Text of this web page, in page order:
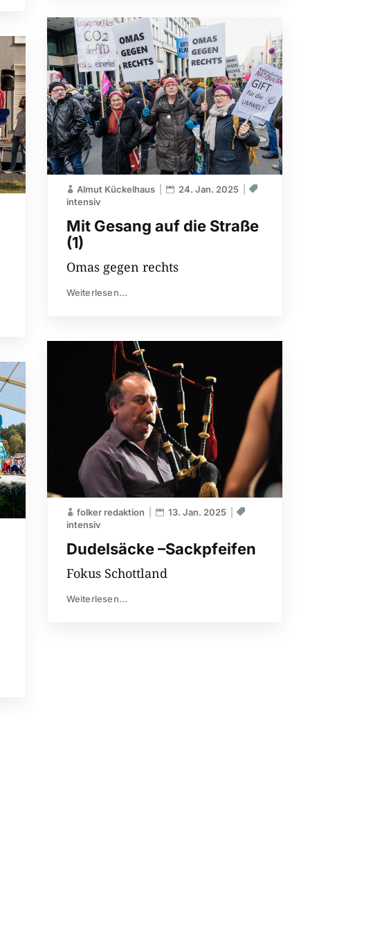
Mit Gesang auf die Straße
(1)
Almut Kückelhaus
24. Jan. 2025
intensiv
Omas gegen rechts
Weiterlesen...
Dudelsäcke –Sackpfeifen
folker redaktion
13. Jan. 2025
intensiv
Fokus Schottland
Weiterlesen...